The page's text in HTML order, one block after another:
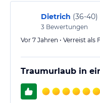
Dietrich (36-40)
3 Bewertungen
Vor 7 Jahren • Verreist als
Traumurlaub in